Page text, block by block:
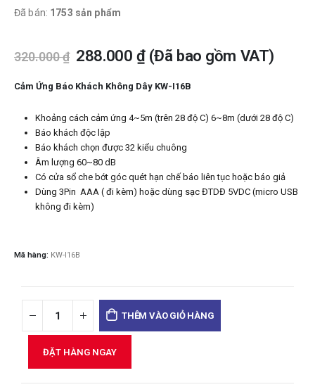
Đã bán: 1753 sản phẩm
320.000₫ 288.000 ₫(Đã bao gồm VAT)
Cảm Ứng Báo Khách Không Dây KW-I16B
Khoảng cách cảm ứng 4~5m (trên 28 độ C) 6~8m (dưới 28 độ C)
Báo khách độc lập
Báo khách chọn được 32 kiểu chuông
Âm lượng 60~80 dB
Có cửa sổ che bớt góc quét hạn chế báo liên tục hoặc báo giả
Dùng 3Pin AAA ( đi kèm) hoặc dùng sạc ĐTDĐ 5VDC (micro USB
không đi kèm)
Mã hàng: KW-I16B
THÊM VÀO GIỎ HÀNG
ĐẶT HÀNG NGAY